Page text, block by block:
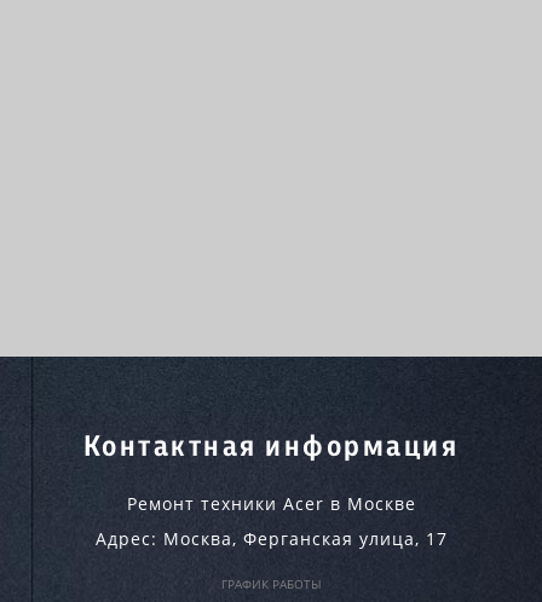
Контактная информация
Ремонт техники Acer в Москве
Адрес: Москва, Ферганская улица, 17
ГРАФИК РАБОТЫ